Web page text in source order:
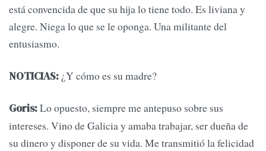
está convencida de que su hija lo tiene todo. Es liviana y
alegre. Niega lo que se le oponga. Una militante del
entusiasmo.
NOTICIAS: ¿Y cómo es su madre?
Goris:Lo opuesto, siempre me antepuso sobre sus
intereses. Vino de Galicia y amaba trabajar, ser dueña de
su dinero y disponer de su vida. Me transmitió la felicidad